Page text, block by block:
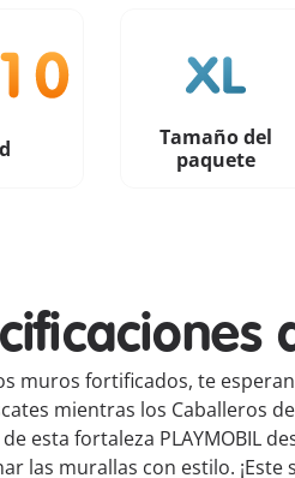
Tamaño del
paquete
muros fortificados, te
mientras los Caballeros
esta fortaleza PLAYMOBIL
las murallas con estilo.